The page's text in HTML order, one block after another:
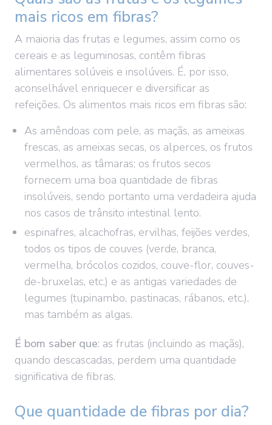
mais ricos em fibras?
A maioria das frutas e legumes, assim como os
cereais e as leguminosas, contêm fibras
alimentares solúveis e insolúveis. É, por isso,
aconselhável enriquecer e diversificar as
refeições. Os alimentos mais ricos em fibras são:
As amêndoas com pele, as maçãs, as ameixas
frescas, as ameixas secas, os alperces, os frutos
vermelhos, as tâmaras; os frutos secos
fornecem uma boa quantidade de fibras
insolúveis, sendo portanto uma verdadeira ajuda
nos casos de trânsito intestinal lento.
espinafres, alcachofras, ervilhas, feijões verdes,
todos os tipos de couves (verde, branca,
vermelha, brócolos cozidos, couve-flor, couves-
de-bruxelas, etc.) e as antigas variedades de
legumes (tupinambo, pastinacas, rábanos, etc.),
mas também as algas.
É bom saber que: as frutas (incluindo as maçãs),
quando descascadas, perdem uma quantidade
significativa de fibras.
Que quantidade de fibras por dia?